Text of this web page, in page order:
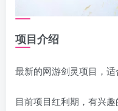
项目介绍
最新的网游剑灵项目，
目前项目红利期，有兴趣